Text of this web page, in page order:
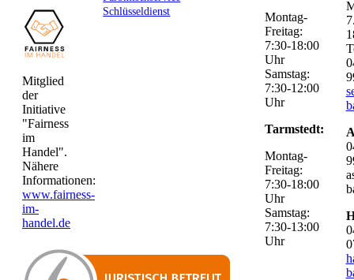
Mitglied
der
Initiative
"Fairness
im
Handel".
Nähere
Informationen:
www.fairness-
im-
handel.de
Schlüsseldienst
Montag-
Freitag:
7:30-18:00
Uhr
Samstag:
7:30-12:00
Uhr
Tarmstedt:
Montag-
Freitag:
7:30-18:00
Uhr
Samstag:
7:30-13:00
Uhr